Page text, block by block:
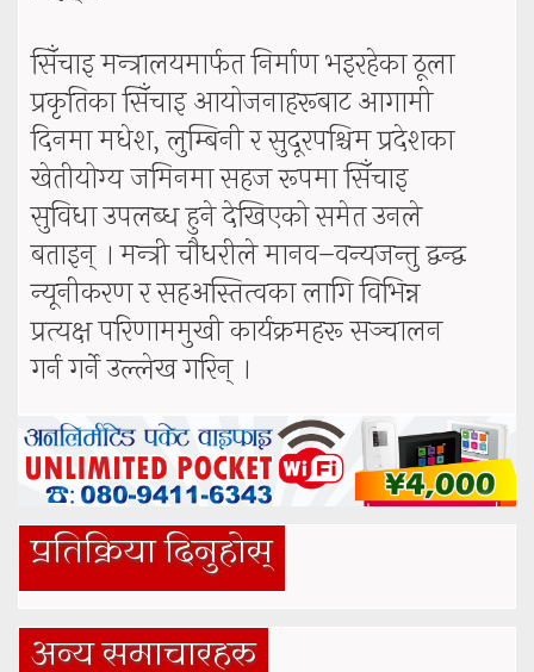
सिँचाइ मन्त्रालयमार्फत निर्माण भइरहेका ठूला
प्रकृतिका सिँचाइ आयोजनाहरूबाट आगामी
दिनमा मधेश, लुम्बिनी र सुदूरपश्चिम प्रदेशका
खेतीयोग्य जमिनमा सहज रूपमा सिँचाइ
सुविधा उपलब्ध हुने देखिएको समेत उनले
बताइन् । मन्त्री चौधरीले मानव–वन्यजन्तु द्वन्द्व
न्यूनीकरण र सहअस्तित्वका लागि विभिन्न
प्रत्यक्ष परिणाममुखी कार्यक्रमहरू सञ्चालन
गर्न गर्ने उल्लेख गरिन् ।
प्रतिक्रिया दिनुहोस्
अन्य समाचारहरु